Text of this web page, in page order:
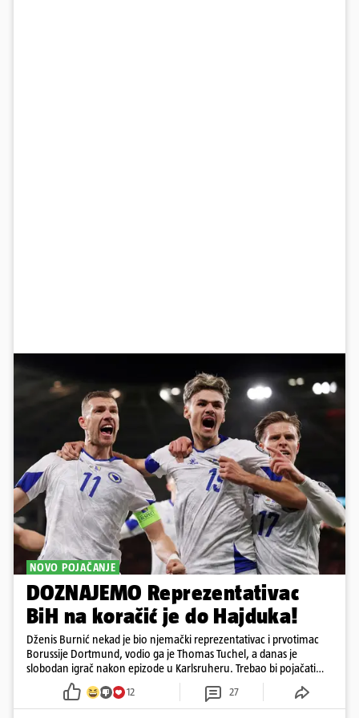
NOVO POJAČANJE
DOZNAJEMO Reprezentativac
BiH na koračić je do Hajduka!
Dženis Burnić nekad je bio njemački reprezentativac i prvotimac
Borussije Dortmund, vodio ga je Thomas Tuchel, a danas je
slobodan igrač nakon epizode u Karlsruheru. Trebao bi pojačati
konkurenciju u veznom redu
12 27